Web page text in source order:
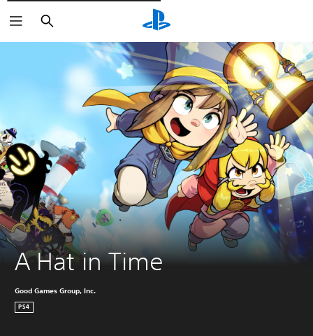
Cerca
A Hat in Time
Good Games Group, Inc.
PS4